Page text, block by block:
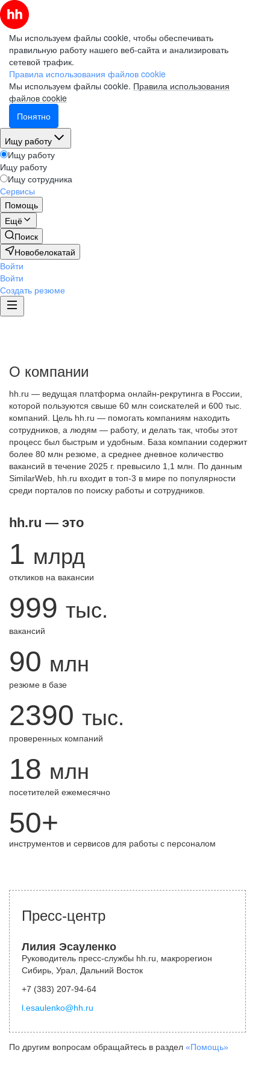
Мы используем файлы cookie, чтобы обеспечивать
правильную работу нашего веб-сайта и анализировать
сетевой трафик.
Правила использования файлов cookie
Мы используем файлы cookie. Правила использования
файлов cookie
Понятно
Ищу работу
Ищу работу
Ищу работу
Ищу сотрудника
Сервисы
Помощь
Ещё
Поиск
Новобелокатай
Войти
Войти
Создать резюме
О компании
hh.ru — ведущая платформа онлайн-рекрутинга в России,
которой пользуются свыше 60 млн соискателей и 600 тыс.
компаний. Цель hh.ru — помогать компаниям находить
сотрудников, а людям — работу, и делать так, чтобы этот
процесс был быстрым и удобным. База компании содержит
более 80 млн резюме, а среднее дневное количество
вакансий в течение 2025 г. превысило 1,1 млн. По данным
SimilarWeb, hh.ru входит в топ-3 в мире по популярности
среди порталов по поиску работы и сотрудников.
hh.ru — это
1 млрд
откликов на вакансии
999 тыс.
вакансий
90 млн
резюме в базе
2390 тыс.
проверенных компаний
18 млн
посетителей ежемесячно
50+
инструментов и сервисов для работы с персоналом
Пресс-центр
Лилия Эсауленко
Руководитель пресс-службы hh.ru, макрорегион
Сибирь, Урал, Дальний Восток
+7 (383) 207-94-64
l.esaulenko@hh.ru
По другим вопросам обращайтесь в раздел «Помощь»